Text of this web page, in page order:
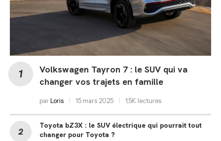
Volkswagen Tayron 7 : le SUV qui va
changer vos trajets en famille
parLoris 15 mars 2025 1,5K lectures
Toyota bZ3X : le SUV électrique qui pourrait tout
changer pour Toyota ?